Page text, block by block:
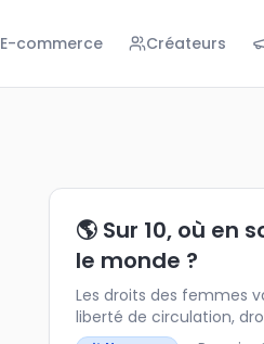
E-commerce Créateurs
🌎 Sur 10, où en sont les
Les droits des femmes
🌎 Sur 10, où en
le monde ?
Les droits des femmes varient
liberté de circulation,
avancées majeures ont été